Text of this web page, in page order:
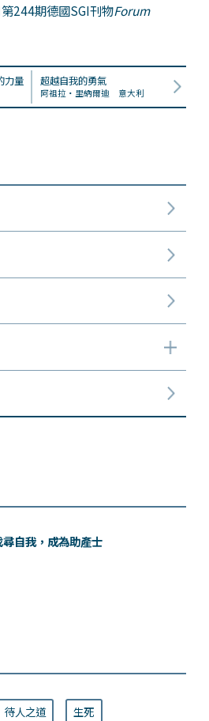
244期德國SGI刊物Forum
力量 超越自我的勇氣
阿祖拉・里納爾迪 意大利
尋自我，成為助產士
待人之道 生死